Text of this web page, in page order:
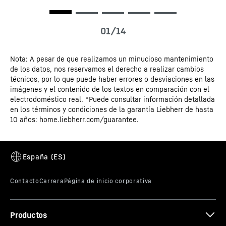
VarioSafe
Yogures, tarros de mermelada o tubos: ¿desea un lugar
Su Liebherr se lo da: VarioSafe. No solo logra orden,
sino que también es variable. Coloque el VarioSafe,
de su frigorífico que más le convenga.
Certificado CE
Nota: A pesar de que realizamos un minucioso mantenimiento
de los datos, nos reservamos el derecho a realizar cambios
técnicos, por lo que puede haber errores o desviaciones en las
imágenes y el contenido de los textos en comparación con el
electrodoméstico real. *Puede consultar información detallada
en los términos y condiciones de la garantía Liebherr de hasta
10 años: home.liebherr.com/guarantee.
Productos